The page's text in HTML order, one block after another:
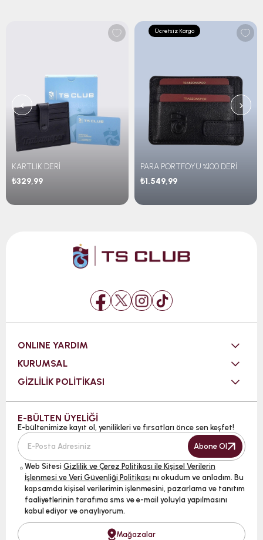
KARTLIK DERİ
₺329,99
PARA PORTFÖYÜ %100 DERİ
₺1.549,99
Ücretsiz Kargo
‹ ›
ONLINE YARDIM
KURUMSAL
GİZLİLİK POLİTİKASI
E-BÜLTEN ÜYELİĞİ
E-bültenimize kayıt ol, yenilikleri ve fırsatları önce sen keşfet!
Abone Ol
Web Sitesi Gizlilik ve Çerez Politikası ile Kişisel Verilerin
İşlenmesi ve Veri Güvenliği Politikası nı okudum ve anladım. Bu
kapsamda kişisel verilerimin işlenmesini, pazarlama ve tanıtım
faaliyetlerinin tarafıma sms ve e-mail yoluyla yapılmasını
kabul ediyor ve onaylıyorum.
Mağazalar